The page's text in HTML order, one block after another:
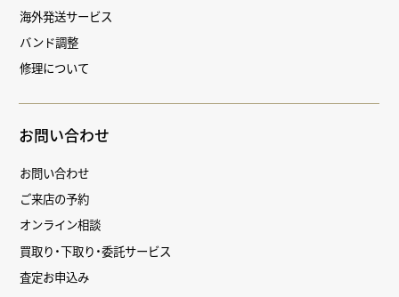
海外発送サービス
バンド調整
修理について
お問い合わせ
お問い合わせ
ご来店の予約
オンライン相談
買取り・下取り・委託サービス
査定お申込み